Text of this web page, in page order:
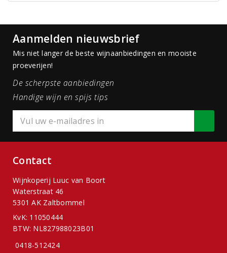
Aanmelden nieuwsbrief
Mis niet langer de beste wijnaanbiedingen en mooiste
proeverijen!
De scherpste aanbiedingen
Handige wijn en spijs tips
Contact
Wijnkoperij Luuc van Boort
Waterstraat 46
5301 AK Zaltbommel
KvK: 11050444
BTW: NL827988023B01
0418-512424